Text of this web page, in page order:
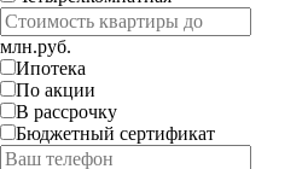
млн.руб.
Ипотека
По акции
В рассрочку
Бюджетный сертификат